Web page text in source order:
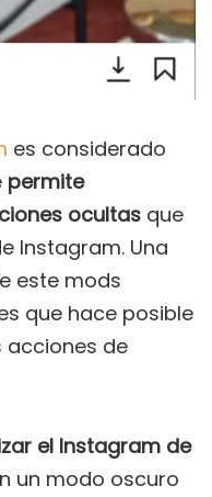
es considerado
permite
ocultas que
Instagram. Una
este mods
que hace posible
acciones de
el Instagram de
un modo oscuro